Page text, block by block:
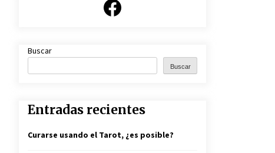
¿Qué es el Tarot?
Tarot: Carmen Nevado se jubila
30 de junio de 2022
Facebook
Buscar
Buscar
Entradas recientes
Curarse usando el Tarot, ¿es posible?